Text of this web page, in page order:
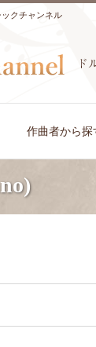
クチャンネル
作曲者から探